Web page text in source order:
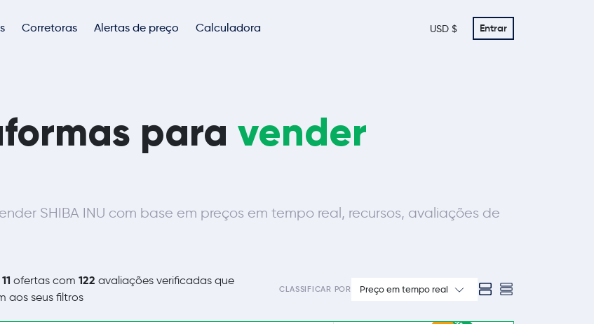
Corretoras Alertas de preço Calculadora USD $ Entrar
para vender
SHIBA INU com base em preços em tempo real, recursos, avaliações de
11 ofertas com 122 avaliações verificadas que
aos seus filtros
CLASSIFICAR POR Preço em tempo real